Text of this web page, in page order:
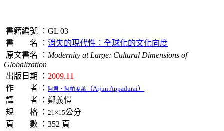
書籍編號 ：GL 03
書 名 ： 消失的現代性：全球化的文化向度
原文書名 ： Modernity at Large: Cultural Dimensions of
Globalization
出版日期 ： 2009.11
作 者 ：
阿君‧阿帕度萊 （Arjun Appadurai）
譯 者 ：鄭義愷
規 格 ： 21 ×15公分
頁 數 ：352 頁